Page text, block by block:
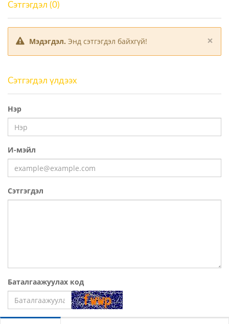
Сэтгэгдэл (0)
×
Мэдэгдэл. Энд сэтгэгдэл байхгүй!
Сэтгэгдэл үлдээх
Нэр
И-мэйл
Сэтгэгдэл
Баталгаажуулах код